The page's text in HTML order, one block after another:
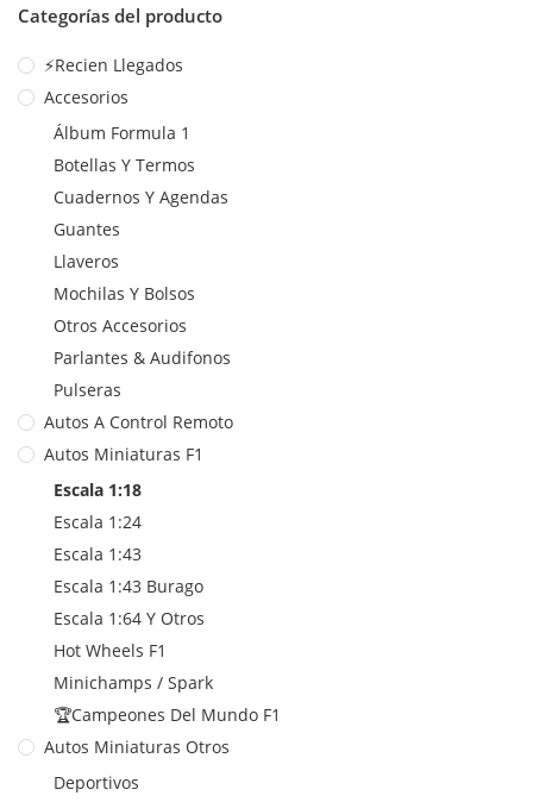
Categorías del producto
⚡Recien Llegados
Accesorios
Álbum Formula 1
Botellas Y Termos
Cuadernos Y Agendas
Guantes
Llaveros
Mochilas Y Bolsos
Otros Accesorios
Parlantes & Audifonos
Pulseras
Autos A Control Remoto
Autos Miniaturas F1
Escala 1:18
Escala 1:24
Escala 1:43
Escala 1:43 Burago
Escala 1:64 Y Otros
Hot Wheels F1
Minichamps / Spark
🏆Campeones Del Mundo F1
Autos Miniaturas Otros
Deportivos